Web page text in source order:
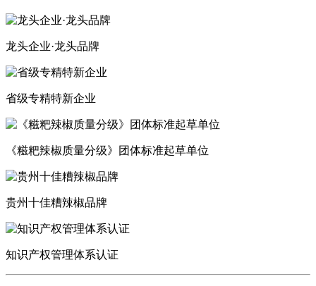
龙头企业·龙头品牌
省级专精特新企业
《糍粑辣椒质量分级》团体标准起草单位
贵州十佳糟辣椒品牌
知识产权管理体系认证